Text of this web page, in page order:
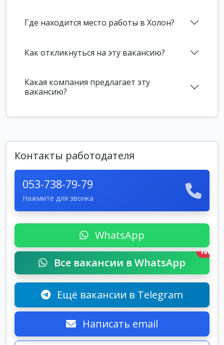
Где находится место работы в Холон?
Как откликнуться на эту вакансию?
Какая компания предлагает эту
вакансию?
Контакты работодателя
053-738-79-79
Нажмите для звонка
WhatsApp
Все вакансии в WhatsApp
New
Ещё вакансии в Telegram
Написать email